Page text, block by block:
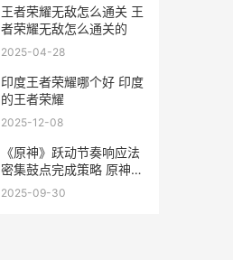
王者荣耀无敌怎么通关 王
者荣耀无敌怎么通关的
2025-04-28
印度王者荣耀哪个好 印度
的王者荣耀
2025-12-08
《原神》跃动节奏响应法
密集鼓点完成策略 原神跳
跃
2025-09-30